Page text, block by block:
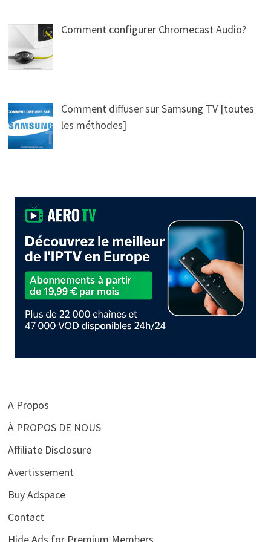
Comment configurer Chromecast Audio?
Comment diffuser sur Samsung TV [toutes
les méthodes]
A Propos
À PROPOS DE NOUS
Affiliate Disclosure
Avertissement
Buy Adspace
Contact